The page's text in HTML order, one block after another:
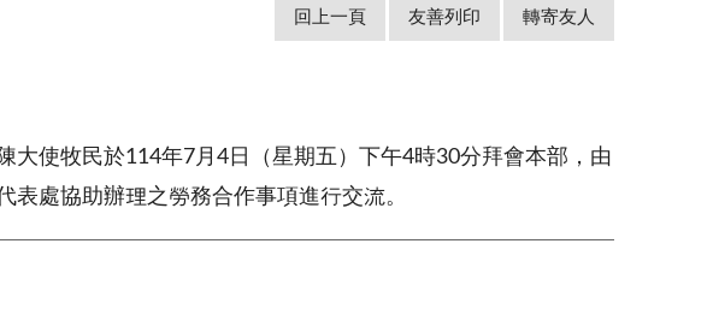
回上一頁 友善列印 轉寄友人
大使牧民於114年7月4日（星期五）下午4時30分拜會本部，由
處協助辦理之勞務合作事項進行交流。